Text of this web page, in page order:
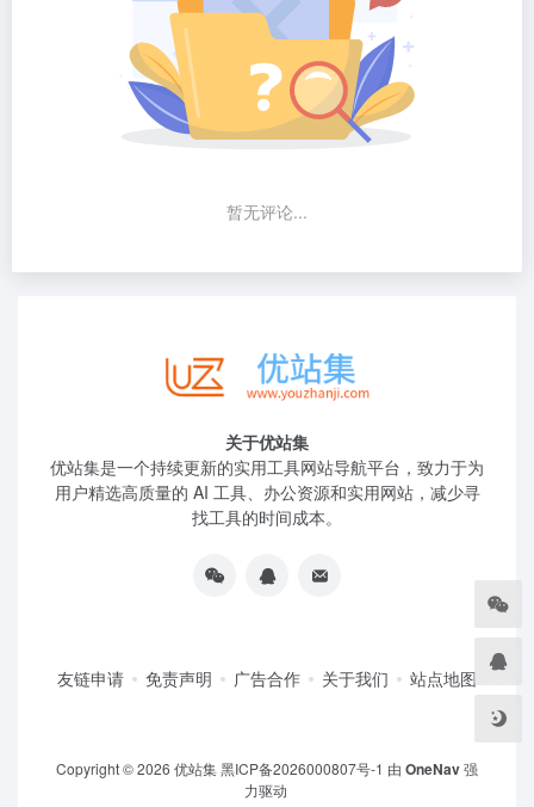
暂无评论...
关于优站集
优站集是一个持续更新的实用工具网站导航平台，致力于为
用户精选高质量的 AI 工具、办公资源和实用网站，减少寻
找工具的时间成本。
友链申请 免责声明 广告合作 关于我们 站点地图
Copyright © 2026 优站集黑ICP备2026000807号-1 由 OneNav强
力驱动